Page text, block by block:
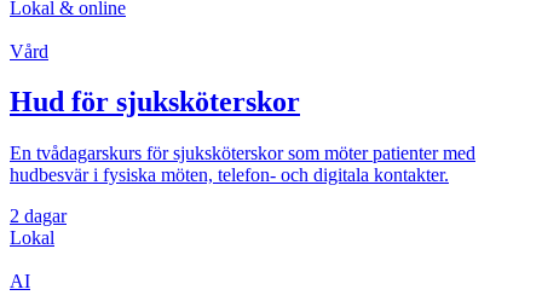
Lokal & online
Vård
Hud för sjuksköterskor
En tvådagarskurs för sjuksköterskor som möter patienter med
hudbesvär i fysiska möten, telefon- och digitala kontakter.
2 dagar
Lokal
AI